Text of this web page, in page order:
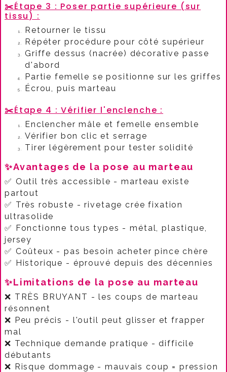
✂️Étape 3 : Poser partie supérieure (sur
tissu) :​
Retourner le tissu
Répéter procédure pour côté supérieur
Griffe dessus (nacrée) décorative passe
d'abord
Partie femelle se positionne sur les griffes
Écrou, puis marteau​
✂️Étape 4 : Vérifier l'enclenche :​
Enclencher mâle et femelle ensemble
Vérifier bon clic et serrage
Tirer légèrement pour tester solidité​
✨Avantages de la pose au marteau
✅ Outil très accessible - marteau existe
partout
✅ Très robuste - rivetage crée fixation
ultrasolide
✅ Fonctionne tous types - métal, plastique,
jersey
✅ Coûteux - pas besoin acheter pince chère​
✅ Historique - éprouvé depuis des décennies​
✨Limitations de la pose au marteau
❌ TRÈS BRUYANT - les coups de marteau
résonnent
❌ Peu précis - l'outil peut glisser et frapper
mal
❌ Technique demande pratique - difficile
débutants
❌ Risque dommage - mauvais coup = pression